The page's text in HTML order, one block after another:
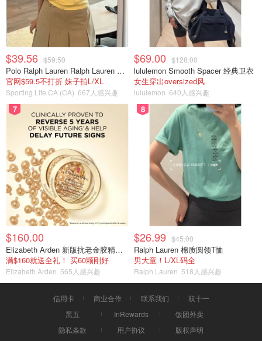
$39.56 $59.50
Polo Ralph Lauren Ralph Lauren Polo Bear 女童棉T恤 染色 1件
官网$59.5不打折 妹子拍L/XL
Sporting Life CA (CA) 667人感兴趣
$69.00 $128.00
lululemon Smooth Spacer 经典卫衣
女生穿出oversized风
lululemon 640人感兴趣
7
$160.00
Elizabeth Arden 新版抗老金胶精华60颗
满$160就送全礼！ 买60颗刚好
Elizabeth Arden 565人感兴趣
8
$26.99 $45.00
Ralph Lauren 棉质圆领T恤
男大童！L/XL码全
Ralph Lauren 518人感兴趣
信用卡 商业合作 联系我们
双十一
黑五
InRewards
饭团外卖
隐私条款
用户协议 版权声明